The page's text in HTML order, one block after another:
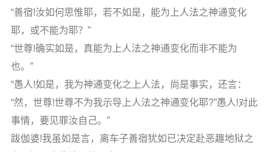
“善宿!汝如何思惟耶，若不如是，能为上人法之神通变化
耶，或不能为耶？”
“世尊!确实如是，真能为上人法之神通变化而非不能为
也。”
“愚人!如是，我为神通变化之上人法，尚是事实，还言：
“然，世尊!世尊不为我示导上人法之神通变化耶?”愚人!对此
事情，要见罪汝自己。”
跋伽婆!我虽如是言，离车子善宿犹如已决定赴恶趣地狱之